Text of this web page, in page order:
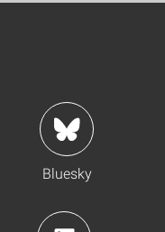
Bluesky